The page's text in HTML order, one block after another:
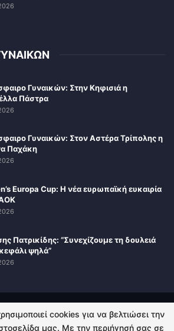
Γυναικών: Στην Κηφισιά η
Πάστρα
Γυναικών: Στον Αστέρα Τρίπολης η
Παχάκη
Europa Cup: Η νέα ευρωπαϊκή ευκαιρία
Πατρικίδης: “Συνεχίζουμε τη δουλειά
ψηλά”
ΑΠΟΡΡΗΤΟΥ ΕΠΙΚΟΙΝΩΝΙΑ
cookies για να βελτιώσει την
μας. Με την περιήγησή σας σε